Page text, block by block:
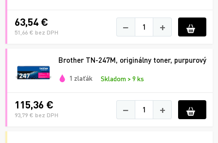
63,54 €
51,66 € bez DPH − +
Brother TN-247M, originálny toner, purpurový
1 zlaťák Skladom > 9 ks
115,36 €
93,79 € bez DPH − +